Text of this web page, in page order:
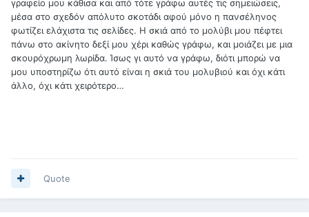
γραφείο μου κάθισα και από τότε γράφω αυτές τις σημειώσεις,
μέσα στο σχεδόν απόλυτο σκοτάδι αφού μόνο η πανσέληνος
φωτίζει ελάχιστα τις σελίδες. Η σκιά από το μολύβι μου πέφτει
πάνω στο ακίνητο δεξί μου χέρι καθώς γράφω, και μοιάζει με μια
σκουρόχρωμη λωρίδα. Ίσως γι αυτό να γράφω, διότι μπορώ να
μου υποστηρίζω ότι αυτό είναι η σκιά του μολυβιού και όχι κάτι
άλλο, όχι κάτι χειρότερο…
Quote